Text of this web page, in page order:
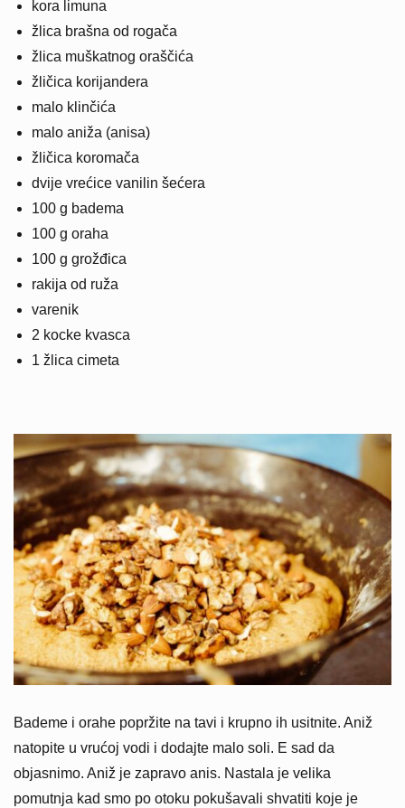
kora limuna
žlica brašna od rogača
žlica muškatnog oraščića
žličica korijandera
malo klinčića
malo aniža (anisa)
žličica koromača
dvije vrećice vanilin šećera
100 g badema
100 g oraha
100 g grožđica
rakija od ruža
varenik
2 kocke kvasca
1 žlica cimeta
Bademe i orahe popržite na tavi i krupno ih usitnite. Aniž
natopite u vrućoj vodi i dodajte malo soli. E sad da
objasnimo. Aniž je zapravo anis. Nastala je velika
pomutnja kad smo po otoku pokušavali shvatiti koje je